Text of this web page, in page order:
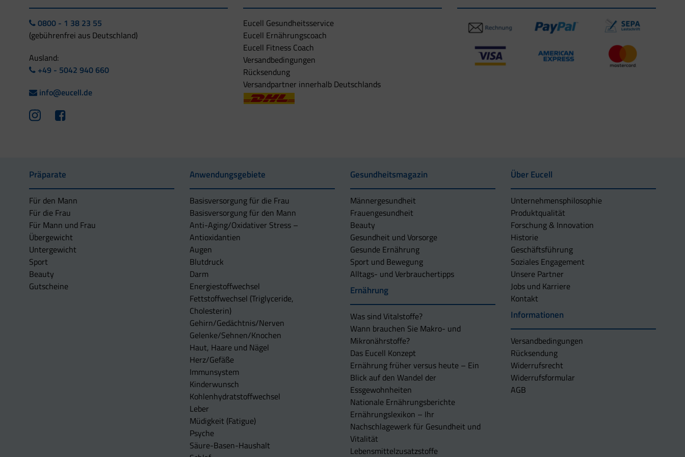
0800 - 1 38 23 55
(gebührenfrei aus Deutschland)
Ausland:
+49 - 5042 940 660
info@eucell.de
Eucell Gesundheitsservice
Eucell Ernährungscoach
Eucell Fitness Coach
Versandbedingungen
Rücksendung
Versandpartner innerhalb Deutschlands
Präparate
Für den Mann
Für die Frau
Für Mann und Frau
Übergewicht
Untergewicht
Sport
Beauty
Gutscheine
Anwendungsgebiete
Basisversorgung für die Frau
Basisversorgung für den Mann
Anti-Aging/Oxidativer Stress –
Antioxidantien
Augen
Blutdruck
Darm
Energiestoffwechsel
Fettstoffwechsel (Triglyceride,
Cholesterin)
Gehirn/Gedächtnis/Nerven
Gelenke/Sehnen/Knochen
Haut, Haare und Nägel
Herz/Gefäße
Immunsystem
Kinderwunsch
Kohlenhydratstoffwechsel
Leber
Müdigkeit (Fatigue)
Psyche
Säure-Basen-Haushalt
Gesundheitsmagazin
Männergesundheit
Frauengesundheit
Beauty
Gesundheit und Vorsorge
Gesunde Ernährung
Sport und Bewegung
Alltags- und Verbrauchertipps
Ernährung
Was sind Vitalstoffe?
Wann brauchen Sie Makro- und
Mikronährstoffe?
Das Eucell Konzept
Ernährung früher versus heute – Ein
Blick auf den Wandel der
Essgewohnheiten
Nationale Ernährungsberichte
Ernährungslexikon – Ihr
Nachschlagewerk für Gesundheit und
Vitalität
Lebensmittelzusatzstoffe
Über Eucell
Unternehmens­philosophie
Produktqualität
Forschung & Innovation
Historie
Geschäftsführung
Soziales Engagement
Unsere Partner
Jobs und Karriere
Kontakt
Informationen
Versandbedingungen
Rücksendung
Widerrufsrecht
Widerrufsformular
AGB